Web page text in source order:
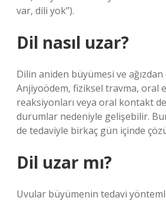
var, dili yok”).
Dil nasıl uzar?
Dilin aniden büyümesi ve ağızdan
Anjiyoödem, fiziksel travma, oral
reaksiyonları veya oral kontakt
durumlar nedeniyle gelişebilir.
de tedaviyle birkaç gün içinde
Dil uzar mı?
Uvular büyümenin tedavi